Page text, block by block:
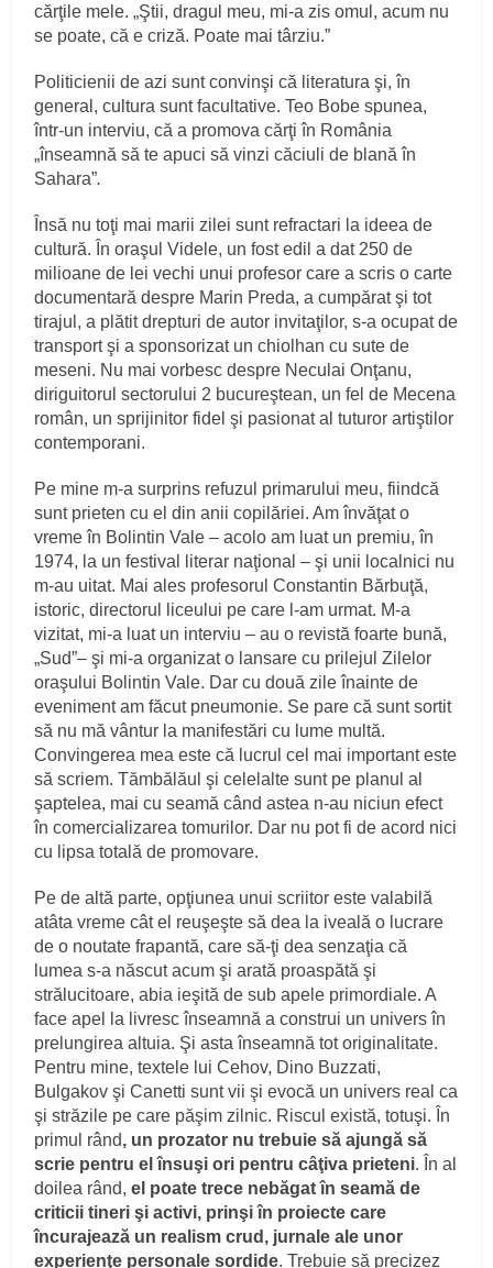
cărţile mele. „Ştii, dragul meu, mi-a zis omul, acum nu
se poate, că e criză. Poate mai târziu.”
Politicienii de azi sunt convinşi că literatura şi, în
general, cultura sunt facultative. Teo Bobe spunea,
într-un interviu, că a promova cărţi în România
„înseamnă să te apuci să vinzi căciuli de blană în
Sahara”.
Însă nu toţi mai marii zilei sunt refractari la ideea de
cultură. În oraşul Videle, un fost edil a dat 250 de
milioane de lei vechi unui profesor care a scris o carte
documentară despre Marin Preda, a cumpărat şi tot
tirajul, a plătit drepturi de autor invitaţilor, s-a ocupat de
transport şi a sponsorizat un chiolhan cu sute de
meseni. Nu mai vorbesc despre Neculai Onţanu,
diriguitorul sectorului 2 bucureştean, un fel de Mecena
român, un sprijinitor fidel şi pasionat al tuturor artiştilor
contemporani.
Pe mine m-a surprins refuzul primarului meu, fiindcă
sunt prieten cu el din anii copilăriei. Am învăţat o
vreme în Bolintin Vale – acolo am luat un premiu, în
1974, la un festival literar naţional – şi unii localnici nu
m-au uitat. Mai ales profesorul Constantin Bărbuţă,
istoric, directorul liceului pe care l-am urmat. M-a
vizitat, mi-a luat un interviu – au o revistă foarte bună,
„Sud”– şi mi-a organizat o lansare cu prilejul Zilelor
oraşului Bolintin Vale. Dar cu două zile înainte de
eveniment am făcut pneumonie. Se pare că sunt sortit
să nu mă vântur la manifestări cu lume multă.
Convingerea mea este că lucrul cel mai important este
să scriem. Tămbălăul şi celelalte sunt pe planul al
şaptelea, mai cu seamă când astea n-au niciun efect
în comercializarea tomurilor. Dar nu pot fi de acord nici
cu lipsa totală de promovare.
Pe de altă parte, opţiunea unui scriitor este valabilă
atâta vreme cât el reuşeşte să dea la iveală o lucrare
de o noutate frapantă, care să-ţi dea senzaţia că
lumea s-a născut acum şi arată proaspătă şi
strălucitoare, abia ieşită de sub apele primordiale. A
face apel la livresc înseamnă a construi un univers în
prelungirea altuia. Şi asta înseamnă tot originalitate.
Pentru mine, textele lui Cehov, Dino Buzzati,
Bulgakov şi Canetti sunt vii şi evocă un univers real ca
şi străzile pe care păşim zilnic. Riscul există, totuşi. În
primul rând, un prozator nu trebuie să ajungă să
scrie pentru el însuşi ori pentru câţiva prieteni. În al
doilea rând,el poate trece nebăgat în seamă de
criticii tineri şi activi, prinşi în proiecte care
încurajează un realism crud, jurnale ale unor
experienţe personale sordide. Trebuie să precizez